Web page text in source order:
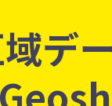
デ